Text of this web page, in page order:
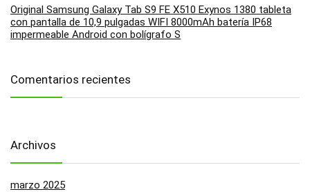
Original Samsung Galaxy Tab S9 FE X510 Exynos 1380 tableta
con pantalla de 10,9 pulgadas WIFI 8000mAh batería IP68
impermeable Android con bolígrafo S
Comentarios recientes
Archivos
marzo 2025